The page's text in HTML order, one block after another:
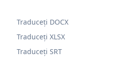
Traduceți DOCX
Traduceți XLSX
Traduceți SRT